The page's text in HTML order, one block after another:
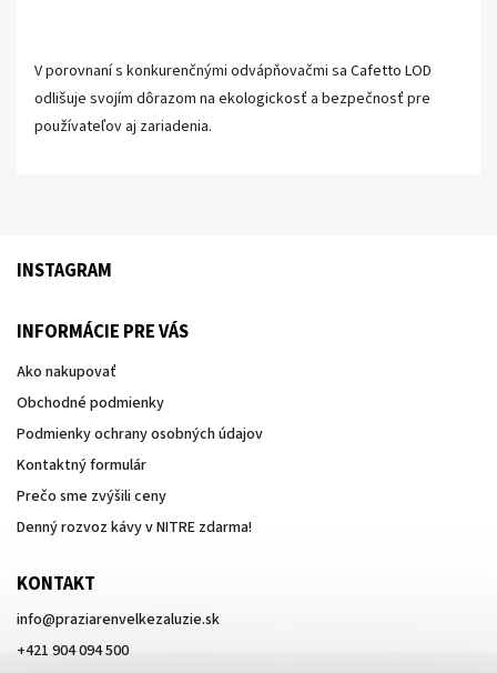
V porovnaní s konkurenčnými odvápňovačmi sa Cafetto LOD
odlišuje svojím dôrazom na ekologickosť a bezpečnosť pre
používateľov aj zariadenia.
INSTAGRAM
INFORMÁCIE PRE VÁS
Ako nakupovať
Obchodné podmienky
Podmienky ochrany osobných údajov
Kontaktný formulár
Prečo sme zvýšili ceny
Denný rozvoz kávy v NITRE zdarma!
KONTAKT
info@praziarenvelkezaluzie.sk
+421 904 094 500